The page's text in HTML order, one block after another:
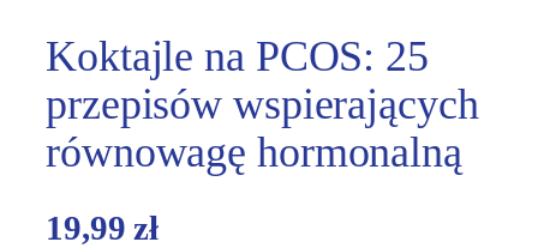
Koktajle na PCOS: 25
przepisów wspierających
równowagę hormonalną
19,99 zł